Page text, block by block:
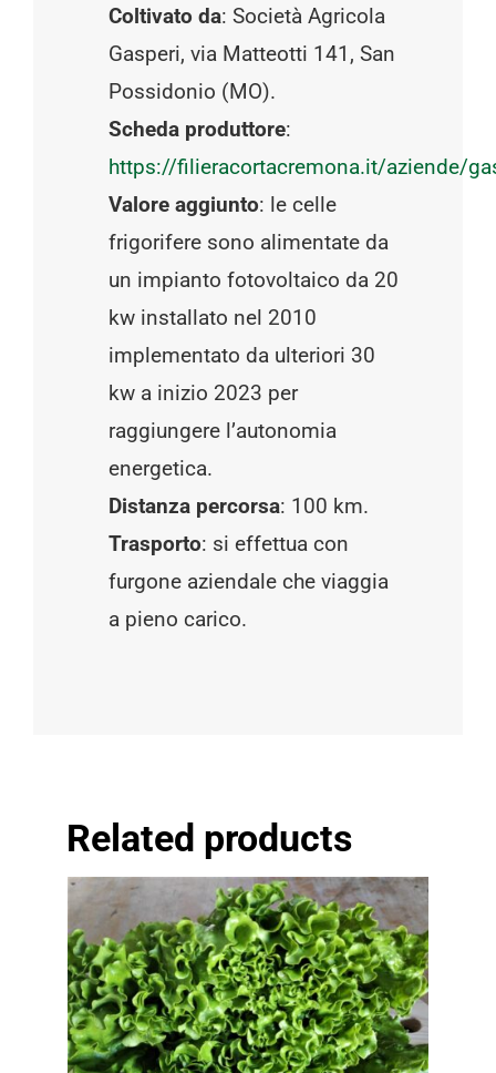
Coltivato da: Società Agricola
Gasperi, via Matteotti 141, San
Possidonio (MO).
Scheda produttore:
https://filieracortacremona.it/aziende/
Valore aggiunto: le celle
frigorifere sono alimentate da
un impianto fotovoltaico da 20
kw installato nel 2010
implementato da ulteriori 30
kw a inizio 2023 per
raggiungere l’autonomia
energetica.
Distanza percorsa: 100 km.
Trasporto: si effettua con
furgone aziendale che viaggia
a pieno carico.
Related products